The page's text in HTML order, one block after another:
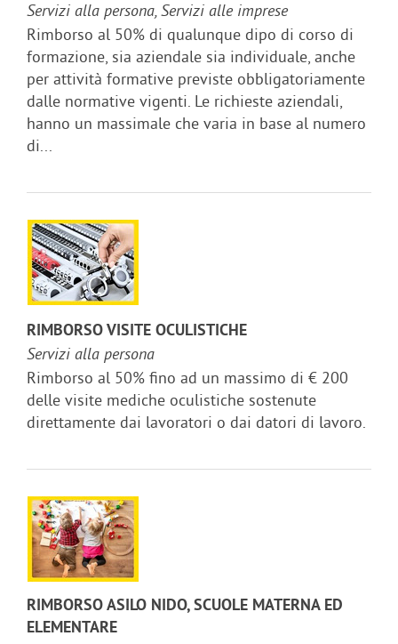
Servizi alla persona, Servizi alle imprese
Rimborso al 50% di qualunque dipo di corso di
formazione, sia aziendale sia individuale, anche
per attività formative previste obbligatoriamente
dalle normative vigenti. Le richieste aziendali,
hanno un massimale che varia in base al numero
di...
RIMBORSO VISITE OCULISTICHE
Servizi alla persona
Rimborso al 50% fino ad un massimo di € 200
delle visite mediche oculistiche sostenute
direttamente dai lavoratori o dai datori di lavoro.
RIMBORSO ASILO NIDO, SCUOLE MATERNA ED
ELEMENTARE